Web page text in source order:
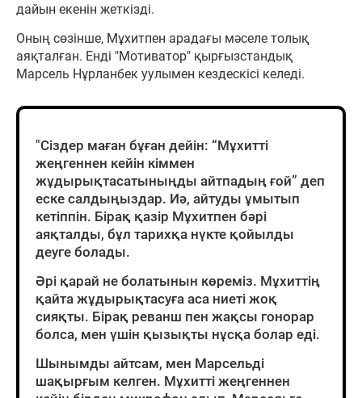
дайын екенін жеткізді.
Оның сөзінше, Мұхитпен арадағы мәселе толық
аяқталған. Енді "Мотиватор" қырғызстандық
Марсель Нұрланбек уулымен кездескісі келеді.
"Сіздер маған бұған дейін: “Мұхитті
жеңгеннен кейін кіммен
жұдырықтасатыныңды айтпадың ғой” деп
еске салдыңыздар. Иә, айтуды ұмытып
кетіппін. Бірақ қазір Мұхитпен бәрі
аяқталды, бұл тарихқа нүкте қойылды
деуге болады.
Әрі қарай не болатынын көреміз. Мұхиттің
қайта жұдырықтасуға аса ниеті жоқ
сияқты. Бірақ реванш пен жақсы гонорар
болса, мен үшін қызықты нұсқа болар еді.
Шынымды айтсам, мен Марсельді
шақырғым келген. Мұхитті жеңгеннен